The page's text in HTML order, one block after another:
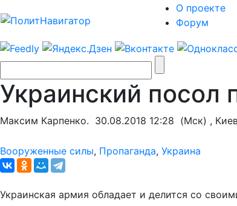
О проекте
Форум
Украинский посол
Максим Карпенко. 30.08.2018 12:28 (Мск) ,
Вооруженные силы, Пропаганда, Украина
Украинская армия обладает и делится со